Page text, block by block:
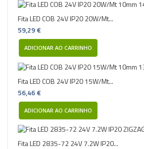
Fita LED COB 24V IP20 20W/Mt...
59,29 €
ADICIONAR AO CARRINHO
Fita LED COB 24V IP20 15W/Mt...
56,46 €
ADICIONAR AO CARRINHO
Fita LED 2835-72 24V 7.2W IP20...